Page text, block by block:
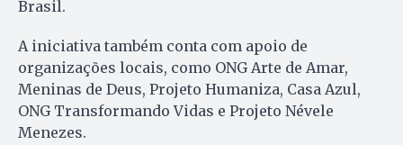
Brasil.
A iniciativa também conta com apoio de
organizações locais, como ONG Arte de Amar,
Meninas de Deus, Projeto Humaniza, Casa Azul,
ONG Transformando Vidas e Projeto Névele
Menezes.